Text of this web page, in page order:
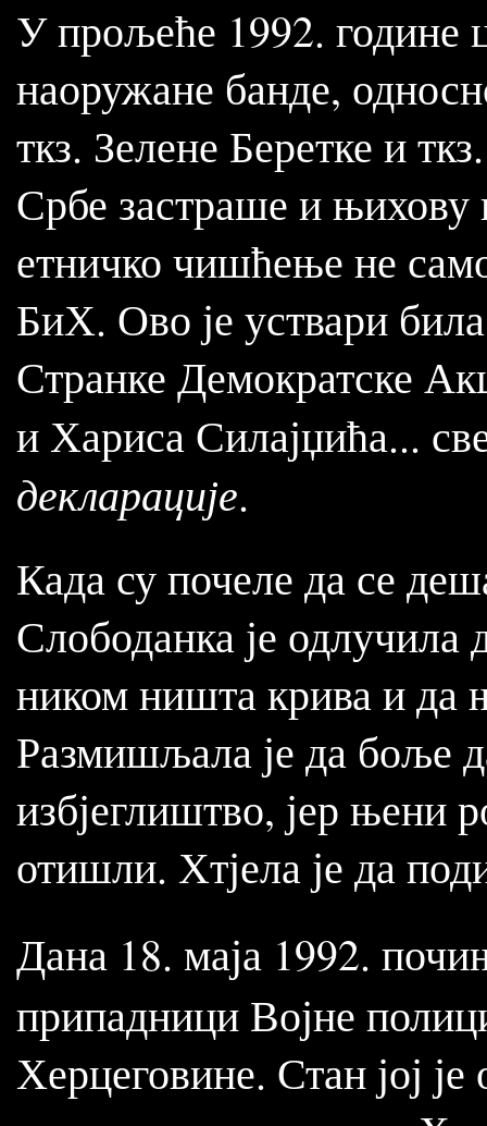
У прољеће 1992. године
наоружане банде,
ткз. Зелене Беретке и
Србе застраше и њихову
етничко чишћење не
БиХ. Ово је уствари
Странке Демократске
и Хариса Силајџића...
декларације.
Када су почеле да се
Слободанка је одлучила
ником ништа крива и да
Размишљала је да боље
избјеглиштво, јер њени
отишли. Хтјела је да
Дана 18. маја 1992.
припадници Војне
Херцеговине. Стан јој